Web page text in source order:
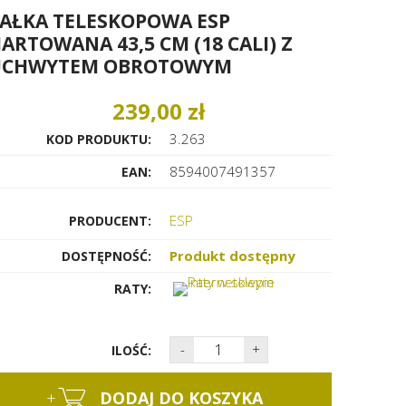
TELESKOPOWA ESP
43,5 CM (18 CALI) Z
OBROTOWYM
239,00 zł
KOD PRODUKTU: 3.263
EAN: 8594007491357
PRODUCENT: ESP
DOSTĘPNOŚĆ: Produkt dostępny
RATY:
ILOŚĆ: - +
+ DODAJ DO KOSZYKA